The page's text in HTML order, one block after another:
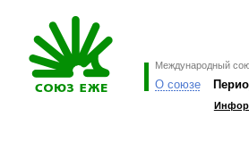
Международный
О союзе